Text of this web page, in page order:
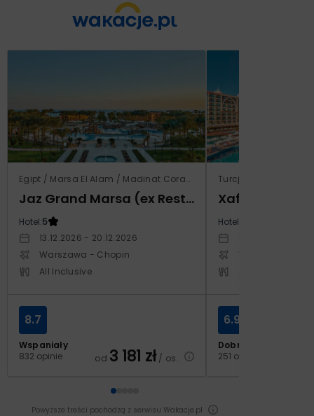
Egipt / Marsa El Alam / Madinat Coraya
Jaz Grand Marsa (ex Resta Grand Resort)
Hotel:5
13.12.2026 - 20.12.2026
Warszawa - Chopin
All Inclusive
Wspaniały
832 opinie
8.7
od 3 181 zł/ os.
Turcja / Riwiera
Xafira Deluxe
Hotel:
Warszawa -
Dobry
251 opinii
6.9
Powyższe treści pochodzą z serwisu Wakacje.pl